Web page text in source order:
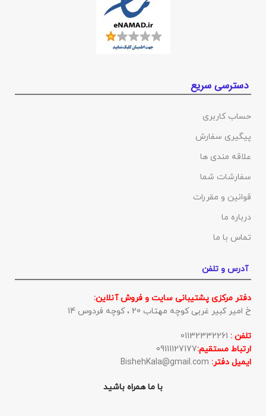
دسترسی سریع
حساب کاربری
پیگیری سفارش
علاقه مندی ها
سفارشات شما
قوانین و مقررات
درباره ما
تماس با ما
آدرس و تلفن
دفتر مرکزی پشتیبانی سایت و فروش آنلاین:
خ امیر کبیر غربی کوچه مهتاب 20 ، کوچه فردوس 14
تلفن :
ارتباط مستقیم:09111127177
ایمیل دفتر:
با ما همراه باشید